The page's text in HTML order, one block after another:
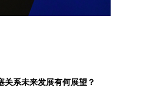
关系未来发展有何展望？